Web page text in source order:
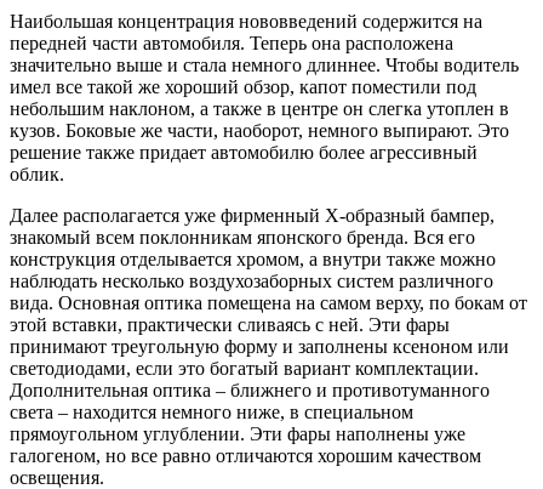
Наибольшая концентрация нововведений содержится на
передней части автомобиля. Теперь она расположена
значительно выше и стала немного длиннее. Чтобы водитель
имел все такой же хороший обзор, капот поместили под
небольшим наклоном, а также в центре он слегка утоплен в
кузов. Боковые же части, наоборот, немного выпирают. Это
решение также придает автомобилю более агрессивный
облик.
Далее располагается уже фирменный Х-образный бампер,
знакомый всем поклонникам японского бренда. Вся его
конструкция отделывается хромом, а внутри также можно
наблюдать несколько воздухозаборных систем различного
вида. Основная оптика помещена на самом верху, по бокам от
этой вставки, практически сливаясь с ней. Эти фары
принимают треугольную форму и заполнены ксеноном или
светодиодами, если это богатый вариант комплектации.
Дополнительная оптика – ближнего и противотуманного
света – находится немного ниже, в специальном
прямоугольном углублении. Эти фары наполнены уже
галогеном, но все равно отличаются хорошим качеством
освещения.